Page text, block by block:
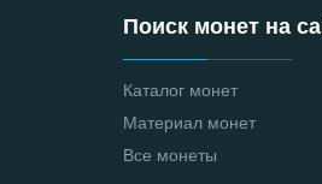
Поиск монет на
Каталог монет
Материал монет
Все монеты